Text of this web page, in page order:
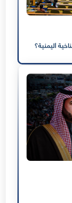
اليمنية؟